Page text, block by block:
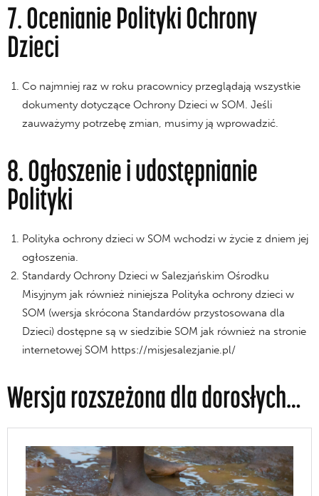
7. Ocenianie Polityki Ochrony
Dzieci
Co najmniej raz w roku pracownicy przeglądają wszystkie
dokumenty dotyczące Ochrony Dzieci w SOM. Jeśli
zauważymy potrzebę zmian, musimy ją wprowadzić.
8. Ogłoszenie i udostępnianie
Polityki
Polityka ochrony dzieci w SOM wchodzi w życie z dniem jej
ogłoszenia.
Standardy Ochrony Dzieci w Salezjańskim Ośrodku
Misyjnym jak również niniejsza Polityka ochrony dzieci w
SOM (wersja skrócona Standardów przystosowana dla
Dzieci) dostępne są w siedzibie SOM jak również na stronie
internetowej SOM https://misjesalezjanie.pl/
Wersja rozszeżona dla dorosłych…